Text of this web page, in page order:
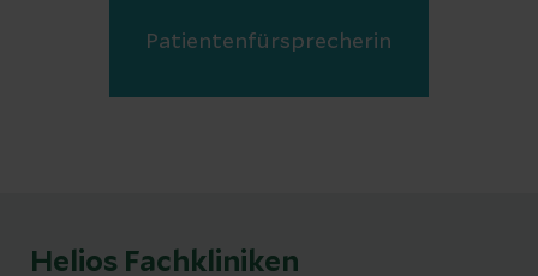
Patientenfürsprecherin
Helios Fachkliniken